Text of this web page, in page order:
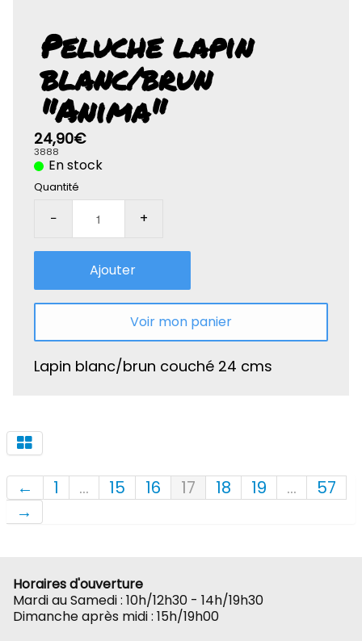
Peluche lapin
blanc/brun
"Anima"
24,90€
3888
En stock
Quantité
− +
Ajouter
Voir mon panier
Lapin blanc/brun couché 24 cms
← 1 ... 15 16 17 18 19 ...
57
→
Horaires d'ouverture
Mardi au Samedi : 10h/12h30 - 14h/19h30
Dimanche après midi : 15h/19h00